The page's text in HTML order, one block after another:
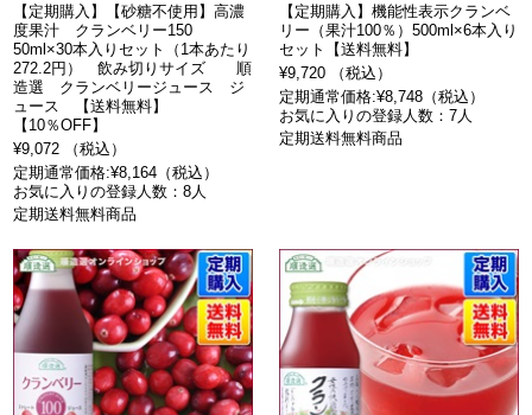
【定期購入】【砂糖不使用】高濃
度果汁 クランベリー150
50ml×30本入りセット（1本あたり
272.2円） 飲み切りサイズ 順
造選 クランベリージュース ジ
ュース 【送料無料】
【10％OFF】
¥9,072 （税込）
定期通常価格:¥8,164（税込）
お気に入りの登録人数：8人
定期送料無料商品
【定期購入】機能性表示クランベ
リー（果汁100％）500ml×6本入り
セット【送料無料】
¥9,720 （税込）
定期通常価格:¥8,748（税込）
お気に入りの登録人数：7人
定期送料無料商品